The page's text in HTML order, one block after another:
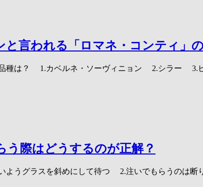
と言われる「ロマネ・コンティ」
種は？ 1.カベルネ・ソーヴィニョン 2.シラー 3.
う際はどうするのが正解？
ようグラスを斜めにして待つ 2.注いでもらうのは